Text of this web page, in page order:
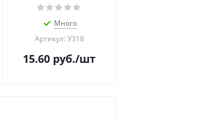
Много
Артикул: У318
15.60 руб./шт